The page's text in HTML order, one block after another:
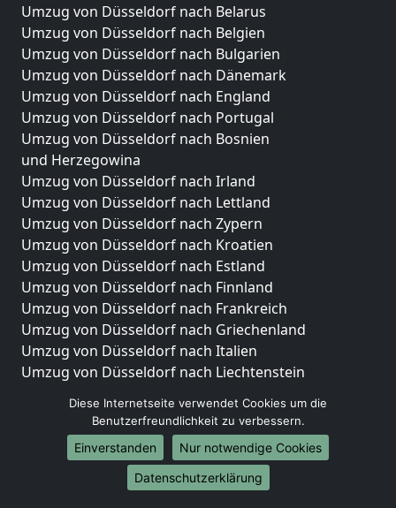
Umzug von Düsseldorf nach Belarus
Umzug von Düsseldorf nach Belgien
Umzug von Düsseldorf nach Bulgarien
Umzug von Düsseldorf nach Dänemark
Umzug von Düsseldorf nach England
Umzug von Düsseldorf nach Portugal
Umzug von Düsseldorf nach Bosnien
und Herzegowina
Umzug von Düsseldorf nach Irland
Umzug von Düsseldorf nach Lettland
Umzug von Düsseldorf nach Zypern
Umzug von Düsseldorf nach Kroatien
Umzug von Düsseldorf nach Estland
Umzug von Düsseldorf nach Finnland
Umzug von Düsseldorf nach Frankreich
Umzug von Düsseldorf nach Griechenland
Umzug von Düsseldorf nach Italien
Umzug von Düsseldorf nach Liechtenstein
Umzug von Düsseldorf nach Niederlande
Umzug von Düsseldorf nach Norwegen
Umzüge-Deutschlandweit
Diese Internetseite verwendet Cookies um die
Benutzerfreundlichkeit zu verbessern.
Einverstanden
Nur notwendige Cookies
Datenschutzerklärung